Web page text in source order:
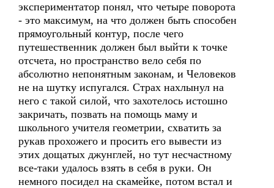
экспериментатор понял, что четыре поворота
- это максимум, на что должен быть способен
прямоугольный контур, после чего
путешественник должен был выйти к точке
отсчета, но пространство вело себя по
абсолютно непонятным законам, и Человеков
не на шутку испугался. Страх нахлынул на
него с такой силой, что захотелось истошно
закричать, позвать на помощь маму и
школьного учителя геометрии, схватить за
рукав прохожего и просить его вывести из
этих дощатых джунглей, но тут несчастному
все-таки удалось взять в себя в руки. Он
немного посидел на скамейке, потом встал и